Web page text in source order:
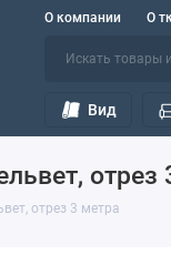
О компании О
Вид
отрез
отрез 3 метра